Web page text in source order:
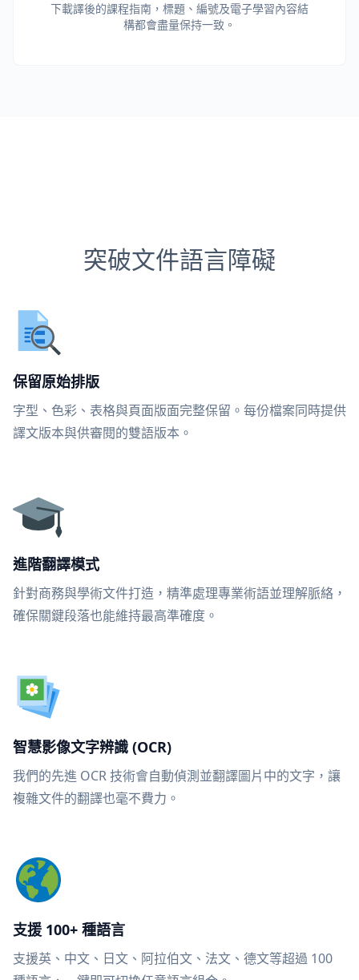
下載譯後的課程指南，標題、編號及電子學習內容結
構都會盡量保持一致。
突破文件語言障礙
保留原始排版
字型、色彩、表格與頁面版面完整保留。每份檔案同時提供
譯文版本與供審閱的雙語版本。
進階翻譯模式
針對商務與學術文件打造，精準處理專業術語並理解脈絡，
確保關鍵段落也能維持最高準確度。
智慧影像文字辨識 (OCR)
我們的先進 OCR 技術會自動偵測並翻譯圖片中的文字，讓
複雜文件的翻譯也毫不費力。
支援 100+ 種語言
支援英、中文、日文、阿拉伯文、法文、德文等超過 100